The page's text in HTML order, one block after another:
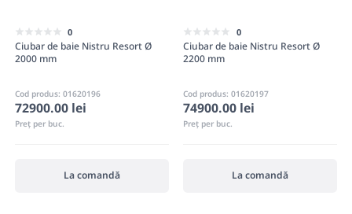
0
Ciubar de baie Nistru Resort Ø
2000 mm
Cod produs: 01620196
72900.00 lei
Preț per buc.
La comandă
0
Ciubar de baie Nistru Resort Ø
2200 mm
Cod produs: 01620197
74900.00 lei
Preț per buc.
La comandă